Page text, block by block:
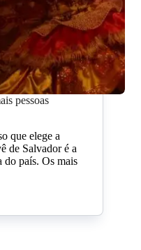
pessoas
que elege a
de Salvador é a
do país. Os mais